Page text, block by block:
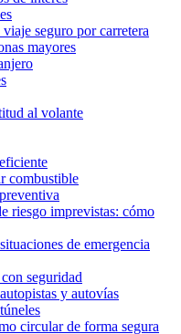
seguro por carretera
mayores
al volante
combustible
riesgo imprevistas: cómo
de emergencia
seguridad
y autovías
circular de forma segura